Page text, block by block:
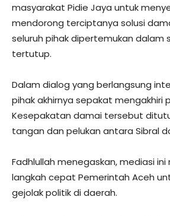
masyarakat Pidie Jaya untuk
mendorong terciptanya solusi
seluruh pihak dipertemukan dalam
tertutup.
Dalam dialog yang berlangsung
pihak akhirnya sepakat mengakhiri
Kesepakatan damai tersebut
tangan dan pelukan antara Sibral
Fadhlullah menegaskan, mediasi ini
langkah cepat Pemerintah Aceh
gejolak politik di daerah.